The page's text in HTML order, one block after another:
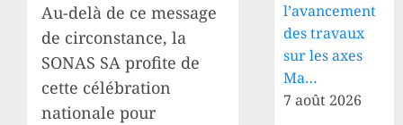
Au-delà de ce message
de circonstance, la
SONAS SA profite de
cette célébration
nationale pour
l’avancement
des travaux
sur les axes
Ma…
7 août 2026